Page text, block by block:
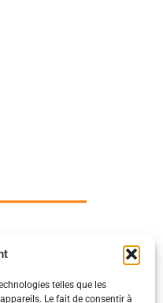
telles que les
Le fait de consentir à